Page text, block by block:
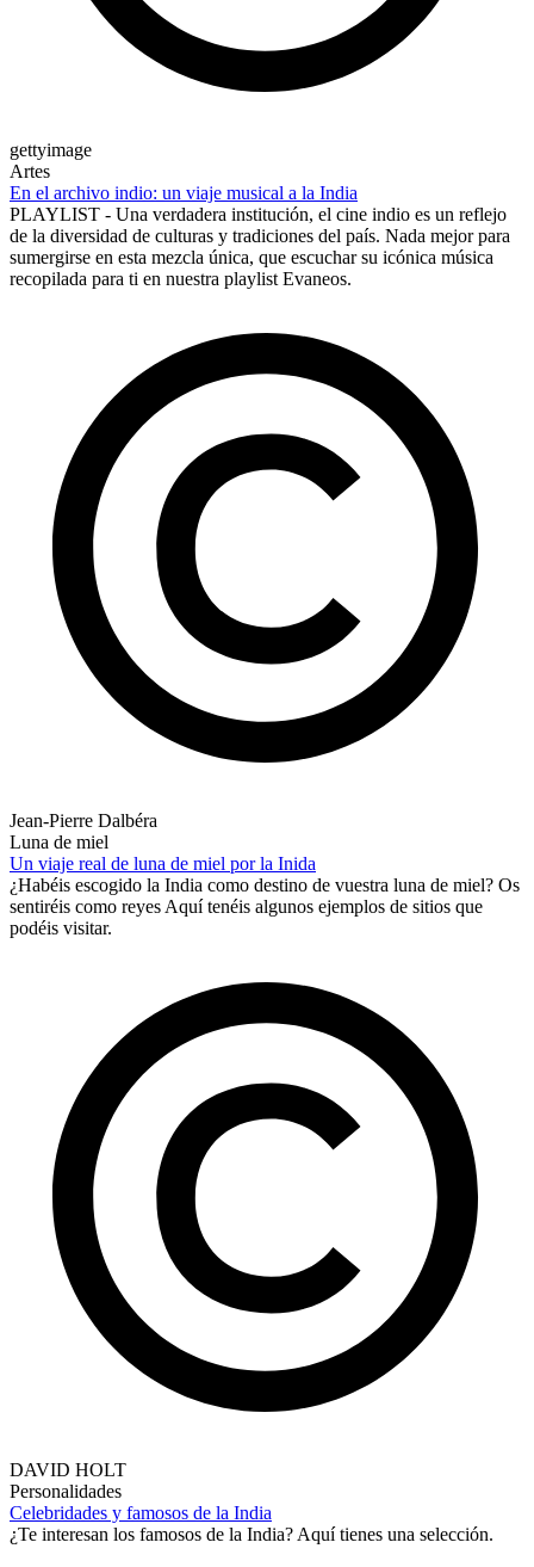
gettyimage
Artes
En el archivo indio: un viaje musical a la India
PLAYLIST - Una verdadera institución, el cine indio es un reflejo
de la diversidad de culturas y tradiciones del país. Nada mejor para
sumergirse en esta mezcla única, que escuchar su icónica música
recopilada para ti en nuestra playlist Evaneos.
Jean-Pierre Dalbéra
Luna de miel
Un viaje real de luna de miel por la Inida
¿Habéis escogido la India como destino de vuestra luna de miel? Os
sentiréis como reyes Aquí tenéis algunos ejemplos de sitios que
podéis visitar.
DAVID HOLT
Personalidades
Celebridades y famosos de la India
¿Te interesan los famosos de la India? Aquí tienes una selección.